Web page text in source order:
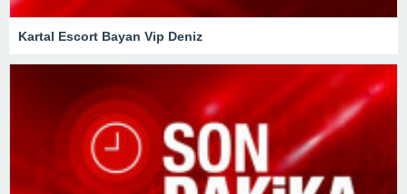
Kartal Escort Bayan Vip Deniz